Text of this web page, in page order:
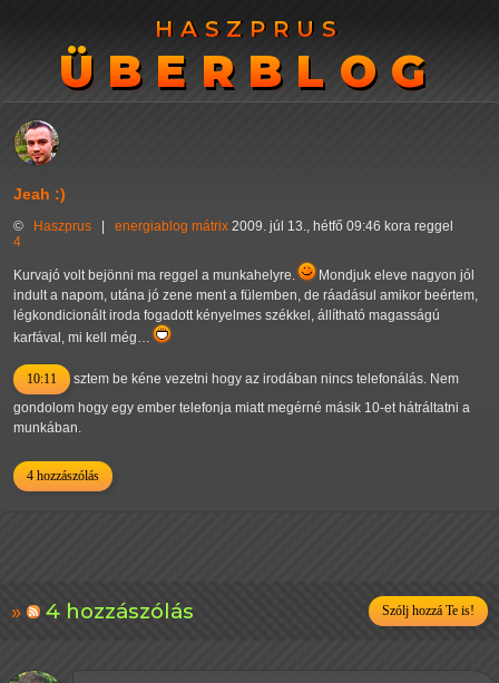
HASZPRUS
ÜBERBLOG
HASZPRUS
ÜBERBLOG
Jeah :)
© Haszprus energiablog mátrix 2009. júl 13., hétfő 09:46 kora reggel
4
Kurvajó volt bejönni ma reggel a munkahelyre.
Mondjuk eleve nagyon jól
indult a napom, utána jó zene ment a fülemben, de ráadásul amikor beértem,
légkondicionált iroda fogadott kényelmes székkel, állítható magasságú
karfával, mi kell még…
10:11
sztem be kéne vezetni hogy az irodában nincs telefonálás. Nem
gondolom hogy egy ember telefonja miatt megérné másik 10-et hátráltatni a
munkában.
4 hozzászólás
4 hozzászólás Szólj hozzá Te is!